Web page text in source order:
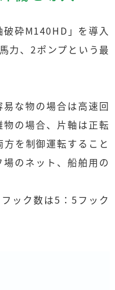
砕M140HD」を導入
力、2ポンプという最
な物の場合は高速回
の場合、片軸は正転
を制御運転すること
のネット、船舶用の
ック数は5：5フック